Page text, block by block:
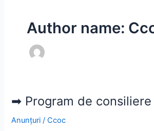
Author name:
➡ Program de
Anunțuri /Ccoc
➡ Program
consiliere